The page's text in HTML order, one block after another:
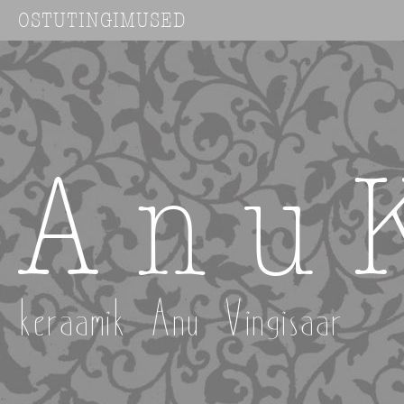
OSTUTINGIMUSED
A n u
keraamik Anu Vingisaar